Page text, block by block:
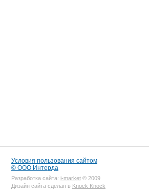
Условия пользования сайтом
© ООО Интерда
Разработка сайта: i-market © 2009
Дизайн сайта сделан в Knock Knock